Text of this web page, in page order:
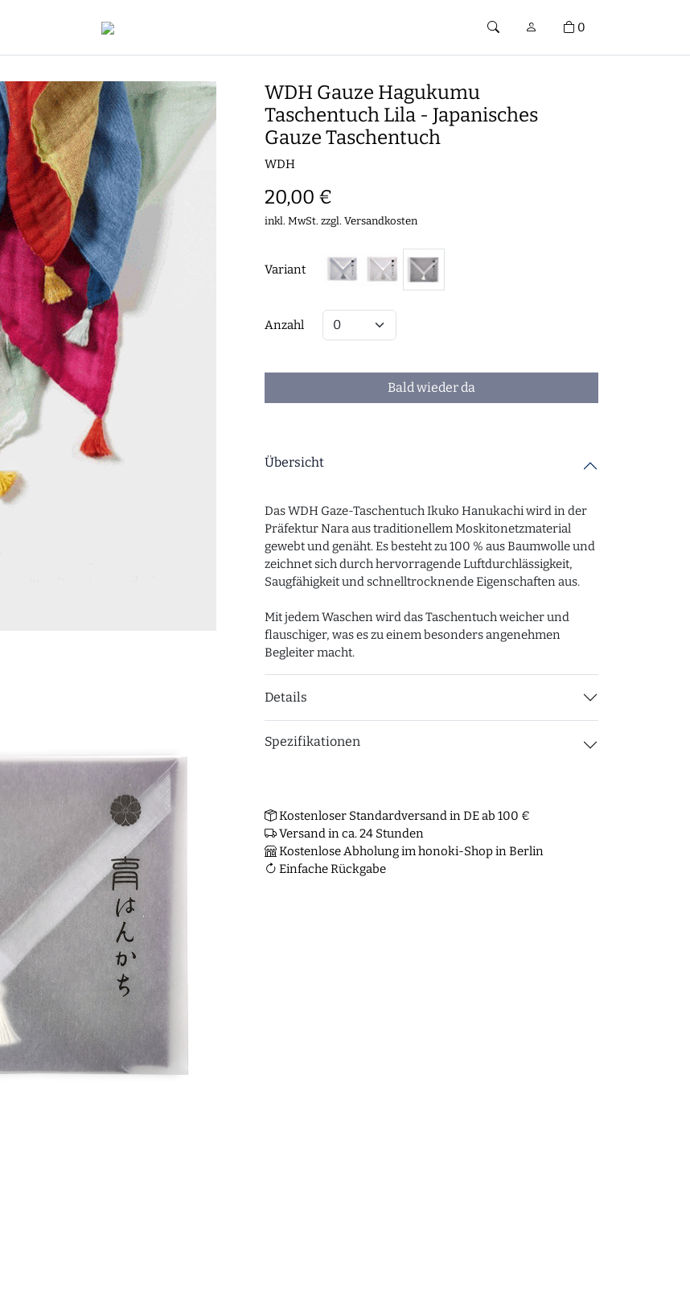
0
WDH Gauze Hagukumu
Taschentuch Lila - Japanisches
Gauze Taschentuch
WDH
20,00 €
inkl. MwSt. zzgl. Versandkosten
Variant
Anzahl
Bald wieder da
Übersicht
Das WDH Gaze-Taschentuch Ikuko Hanukachi wird in der
Präfektur Nara aus traditionellem Moskitonetzmaterial
gewebt und genäht. Es besteht zu 100 % aus Baumwolle und
zeichnet sich durch hervorragende Luftdurchlässigkeit,
Saugfähigkeit und schnelltrocknende Eigenschaften aus.
Mit jedem Waschen wird das Taschentuch weicher und
flauschiger, was es zu einem besonders angenehmen
Begleiter macht.
Details
Spezifikationen
Kostenloser Standardversand in DE ab 100 €
Versand in ca. 24 Stunden
Kostenlose Abholung im honoki-Shop in Berlin
Einfache Rückgabe